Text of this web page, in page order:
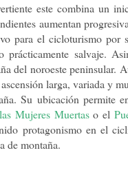
este combina un
aumentan
para el cicloturismo por
prácticamente salvaje.
del noroeste peninsular.
larga, variada y
Su ubicación permite
Mujeres Muertaso el
protagonismo en el
de montaña.